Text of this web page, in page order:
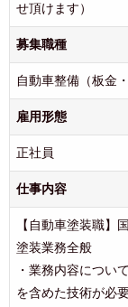
せ頂けます）
募集職種
自動車整備（板金
雇用形態
正社員
仕事内容
【自動車塗装職】
塗装業務全般
・業務内容につい
を含めた技術が必